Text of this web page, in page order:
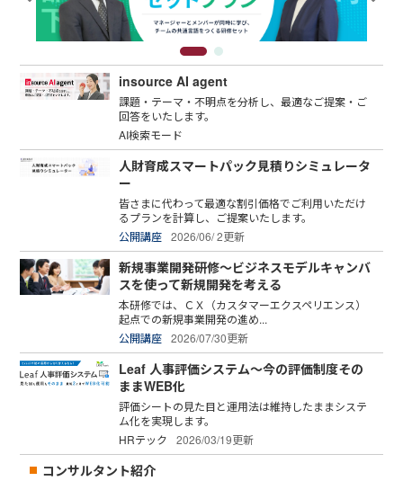
insource AI agent
課題・テーマ・不明点を分析し、最適なご提案・ご
回答をいたします。
AI検索モード
人財育成スマートパック見積りシミュレータ
ー
皆さまに代わって最適な割引価格でご利用いただけ
るプランを計算し、ご提案いたします。
公開講座 2026/06/ 2更新
新規事業開発研修～ビジネスモデルキャンバ
スを使って新規開発を考える
本研修では、ＣＸ（カスタマーエクスペリエンス）
起点での新規事業開発の進め...
公開講座 2026/07/30更新
Leaf 人事評価システム～今の評価制度その
ままWEB化
評価シートの見た目と運用法は維持したままシステ
ム化を実現します。
HRテック
2026/03/19更新
コンサルタント紹介